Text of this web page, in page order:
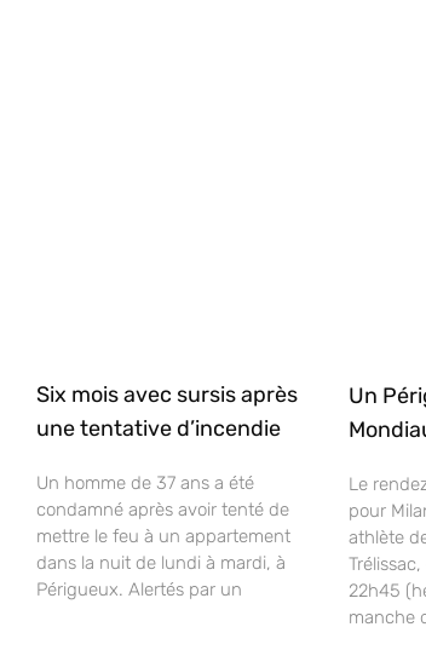
Six mois avec sursis après
une tentative d’incendie
Un homme de 37 ans a été
condamné après avoir tenté de
mettre le feu à un appartement
dans la nuit de lundi à mardi, à
Périgueux. Alertés par un
Un
Le
pour
athlète
22h45
manche